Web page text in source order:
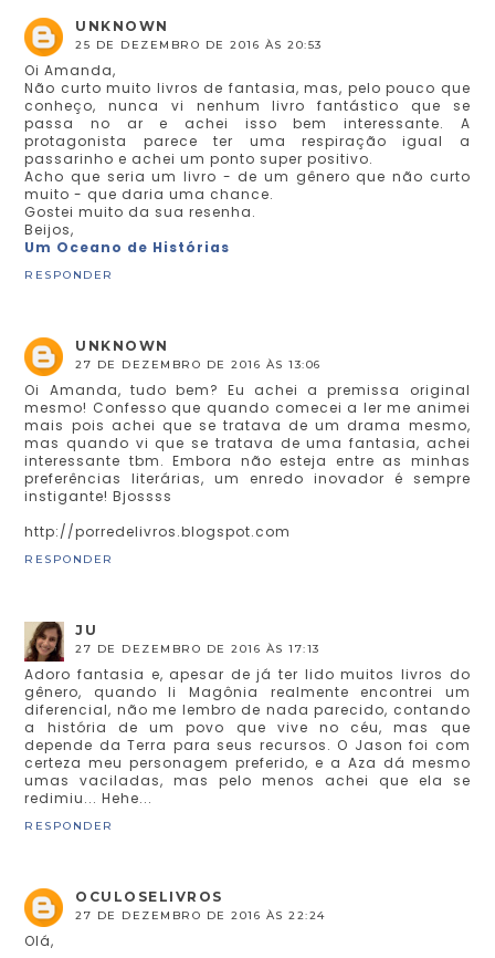
UNKNOWN
25 DE DEZEMBRO DE 2016 ÀS 20:53
Oi Amanda,
Não curto muito livros de fantasia, mas, pelo pouco que
conheço, nunca vi nenhum livro fantástico que se
passa no ar e achei isso bem interessante. A
protagonista parece ter uma respiração igual a
passarinho e achei um ponto super positivo.
Acho que seria um livro - de um gênero que não curto
muito - que daria uma chance.
Gostei muito da sua resenha.
Beijos,
Um Oceano de Histórias
RESPONDER
UNKNOWN
27 DE DEZEMBRO DE 2016 ÀS 13:06
Oi Amanda, tudo bem? Eu achei a premissa original
mesmo! Confesso que quando comecei a ler me animei
mais pois achei que se tratava de um drama mesmo,
mas quando vi que se tratava de uma fantasia, achei
interessante tbm. Embora não esteja entre as minhas
preferências literárias, um enredo inovador é sempre
instigante! Bjossss
http://porredelivros.blogspot.com
RESPONDER
JU
27 DE DEZEMBRO DE 2016 ÀS 17:13
Adoro fantasia e, apesar de já ter lido muitos livros do
gênero, quando li Magônia realmente encontrei um
diferencial, não me lembro de nada parecido, contando
a história de um povo que vive no céu, mas que
depende da Terra para seus recursos. O Jason foi com
certeza meu personagem preferido, e a Aza dá mesmo
umas vaciladas, mas pelo menos achei que ela se
redimiu... Hehe...
RESPONDER
OCULOSELIVROS
27 DE DEZEMBRO DE 2016 ÀS 22:24
Olá,